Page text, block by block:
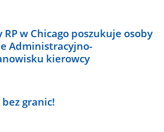
w Chicago poszukuje osoby
Administracyjno-
kierowcy
granic!